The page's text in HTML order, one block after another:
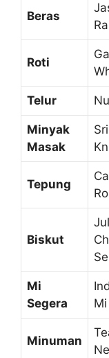
Beras
Roti
Telur
Minyak
Masak
Tepung
Biskut
Mi
Segera
Minuman